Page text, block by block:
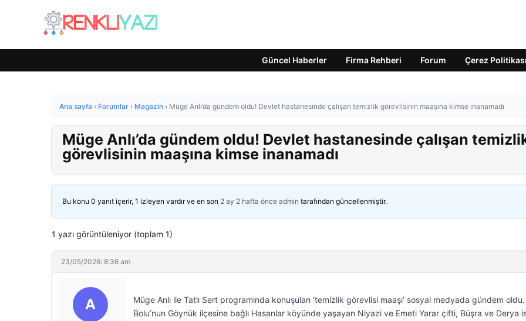
Güncel Haberler Firma Rehberi Forum Çerez Politikası
Ana sayfa › Forumlar › Magazin › Müge Anlı’da gündem oldu! Devlet hastanesinde çalışan temizlik görevlisinin maaşına kimse inanamadı
Müge Anlı’da gündem oldu! Devlet hastanesinde çalışan
görevlisinin maaşına kimse inanamadı
Bu konu 0 yanıt içerir, 1 izleyen vardır ve en son 2 ay 2 hafta önce admin tarafından güncellenmiştir.
1 yazı görüntüleniyor (toplam 1)
23/05/2026: 8:36 am
A
Müge Anlı ile Tatlı Sert programında konuşulan ‘temizlik görevlisi maaşı’ sosyal medyada gündem oldu.
Bolu’nun Göynük ilçesine bağlı Hasanlar köyünde yaşayan Niyazi ve Emeti Yarar çifti, Büşra ve Derya